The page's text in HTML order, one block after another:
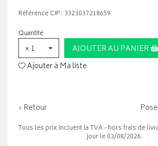
Référence CIP : 3323037218659
Quantité
× 1
AJOUTER AU PANIER
Ajouter à Ma liste
‹ Retour
Tous les prix incluent la TVA - hors frais de
jour le 03/08/2026.